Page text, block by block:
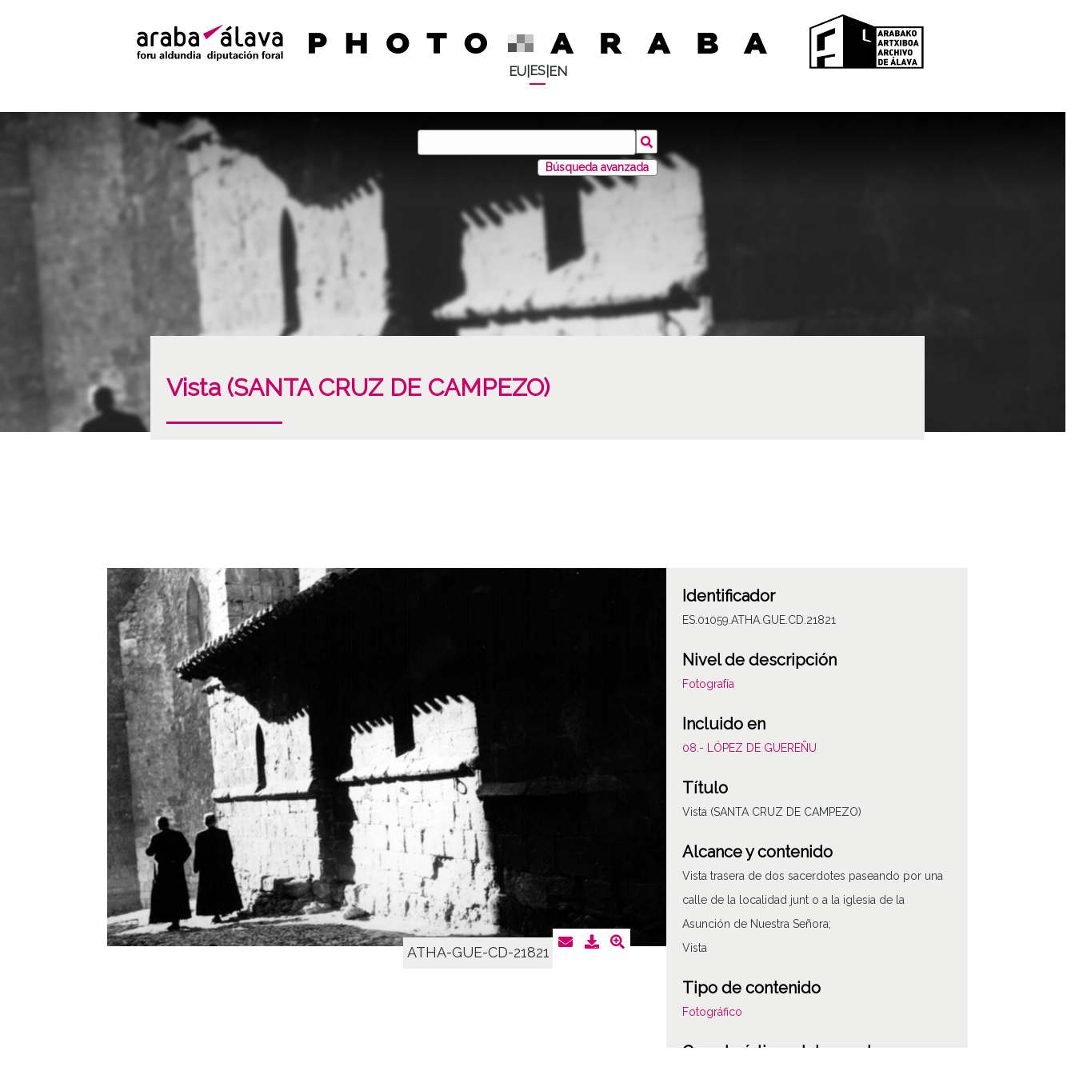
EU| ES| EN
Búsqueda avanzada
Vista (SANTA CRUZ DE CAMPEZO)
ATHA-GUE-CD-21821
Identificador
ES.01059.ATHA.GUE.CD.21821
Nivel de descripción
Fotografía
Incluido en
08.- LÓPEZ DE GUEREÑU
Título
Vista (SANTA CRUZ DE CAMPEZO)
Alcance y contenido
Vista trasera de dos sacerdotes paseando por una
calle de la localidad junt o a la iglesia de la
Asunción de Nuestra Señora;
Vista
Tipo de contenido
Fotográfico
Características del soporte